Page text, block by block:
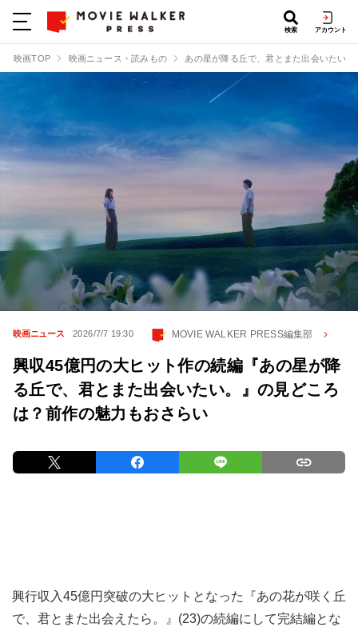
検索 アカウント
映画TOP 映画ニュース・読みもの あの星が降る丘で、君とまた出会いたい。
映画ニュース 2026/7/7 19:30 MOVIE WALKER PRESS編集部
興収45億円の大ヒット作の続編『あの星が降
る丘で、君とまた出会いたい。』の見どころ
は？前作の魅力もおさらい
興行収入45億円突破の大ヒットとなった『あの花が咲く丘
で、君とまた出会えたら。』(23)の続編にして完結編とな